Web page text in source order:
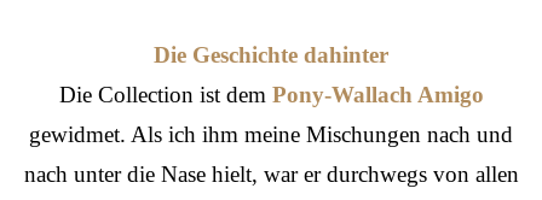
Die Geschichte dahinter
Die Collection ist dem Pony-Wallach Amigo
gewidmet. Als ich ihm meine Mischungen nach und
nach unter die Nase hielt, war er durchwegs von allen